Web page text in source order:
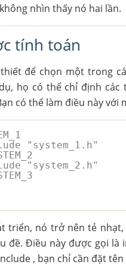
nhìn thấy nó hai lần.
tính toán
để chọn một trong
họ có thể chỉ định
có thể làm điều này với
"system_1.h"
"system_2.h"
triển, nó trở nên tẻ
đề. Điều này được gọi
, bạn chỉ cần đặt